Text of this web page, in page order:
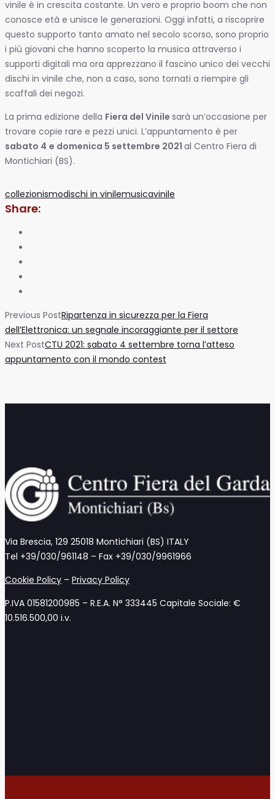
vinile è in crescita costante. Un vero e proprio boom che non
conosce età e unisce le generazioni. Oggi infatti, a riscoprire
questo supporto tanto amato nel secolo scorso, sono proprio
i più giovani che hanno scoperto la musica attraverso i
supporti digitali ma ora apprezzano il fascino unico dei vecchi
dischi in vinile che, non a caso, sono tornati a riempire gli
scaffali dei negozi.
La prima edizione della Fiera del Vinile sarà un’occasione per
trovare copie rare e pezzi unici. L’appuntamento è per
sabato 4 e domenica 5 settembre 2021 al Centro Fiera di
Montichiari (BS).
collezionismodischi in vinilemusicavinile
Share:
Previous PostRipartenza in sicurezza per la Fiera
dell’Elettronica: un segnale incoraggiante per il settore
Next PostCTU 2021: sabato 4 settembre torna l’atteso
appuntamento con il mondo contest
Via Brescia, 129 25018 Montichiari (BS) ITALY
Tel +39/030/961148 – Fax +39/030/9961966
Cookie Policy – Privacy Policy
P.IVA 01581200985 – R.E.A. N° 333445 Capitale Sociale: €
10.516.500,00 i.v.